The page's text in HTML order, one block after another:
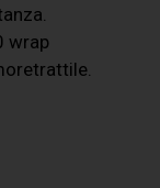
wrap